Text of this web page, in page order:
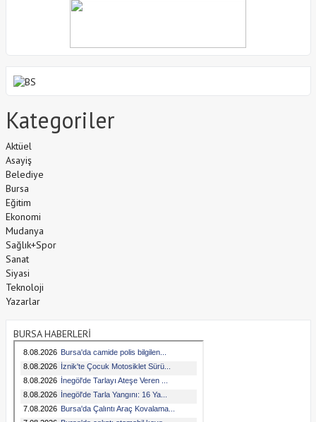
Kategoriler
Aktüel
Asayiş
Belediye
Bursa
Eğitim
Ekonomi
Mudanya
Sağlık+Spor
Sanat
Siyasi
Teknoloji
Yazarlar
BURSA HABERLERİ